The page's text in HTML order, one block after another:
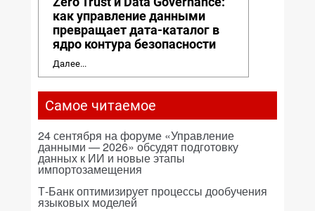
как управление данными
превращает дата-каталог в
ядро контура безопасности
Далее...
Самое читаемое
24 сентября на форуме «Управление
данными — 2026» обсудят подготовку
данных к ИИ и новые этапы
импортозамещения
Т-Банк оптимизирует процессы дообучения
языковых моделей